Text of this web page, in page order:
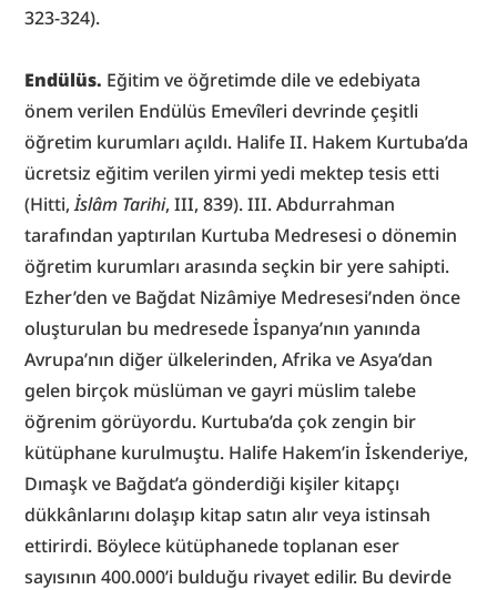
323-324).
Endülüs. Eğitim ve öğretimde dile ve edebiyata
önem verilen Endülüs Emevîleri devrinde çeşitli
öğretim kurumları açıldı. Halife II. Hakem Kurtuba’da
ücretsiz eğitim verilen yirmi yedi mektep tesis etti
(Hitti, İslâm Tarihi, III, 839). III. Abdurrahman
tarafından yaptırılan Kurtuba Medresesi o dönemin
öğretim kurumları arasında seçkin bir yere sahipti.
Ezher’den ve Bağdat Nizâmiye Medresesi’nden önce
oluşturulan bu medresede İspanya’nın yanında
Avrupa’nın diğer ülkelerinden, Afrika ve Asya’dan
gelen birçok müslüman ve gayri müslim talebe
öğrenim görüyordu. Kurtuba’da çok zengin bir
kütüphane kurulmuştu. Halife Hakem’in İskenderiye,
Dımaşk ve Bağdat’a gönderdiği kişiler kitapçı
dükkânlarını dolaşıp kitap satın alır veya istinsah
ettirirdi. Böylece kütüphanede toplanan eser
sayısının 400.000’i bulduğu rivayet edilir. Bu devirde